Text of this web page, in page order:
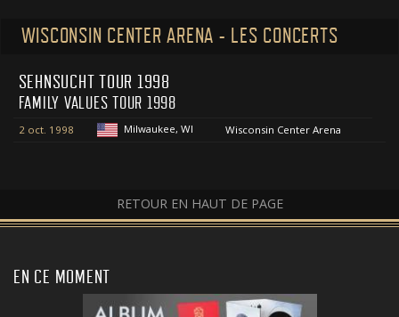
WISCONSIN CENTER ARENA - LES CONCERTS
SEHNSUCHT TOUR 1998
FAMILY VALUES TOUR 1998
2 oct. 1998 Milwaukee, WI Wisconsin Center Arena
RETOUR EN HAUT DE PAGE
EN CE MOMENT